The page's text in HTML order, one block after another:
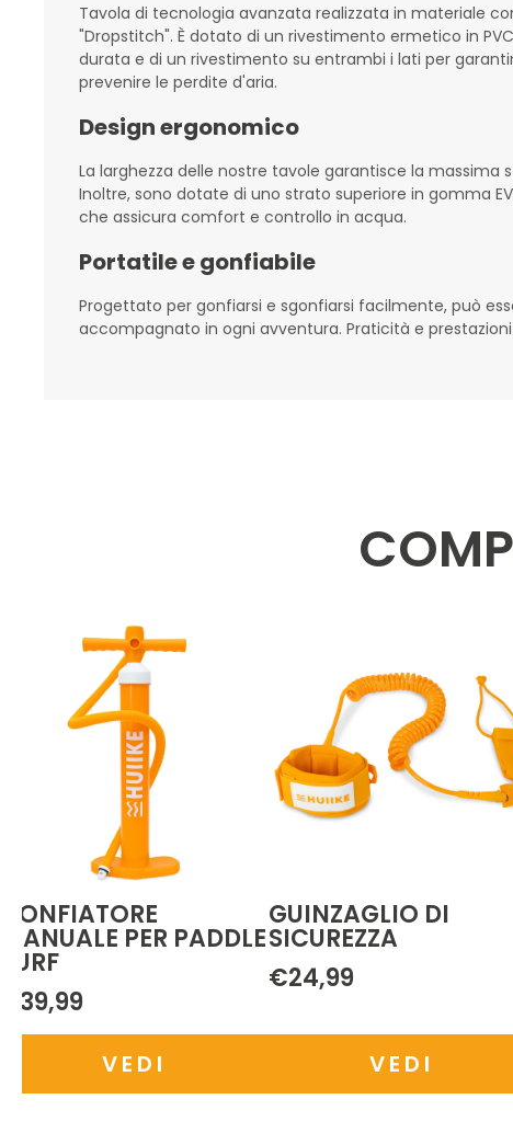
Tavola di tecnologia avanzata realizzata in materiale
"Dropstitch". È dotato di un rivestimento ermetico in
durata e di un rivestimento su entrambi i lati per
prevenire le perdite d'aria.
Design ergonomico
La larghezza delle nostre tavole garantisce la
Inoltre, sono dotate di uno strato superiore in gomma
che assicura comfort e controllo in acqua.
Portatile e gonfiabile
Progettato per gonfiarsi e sgonfiarsi facilmente, può
accompagnato in ogni avventura. Praticità e
DI
VEDI
REMO IN ALLUMINIO 2
IN 1
€39,99
VEDI